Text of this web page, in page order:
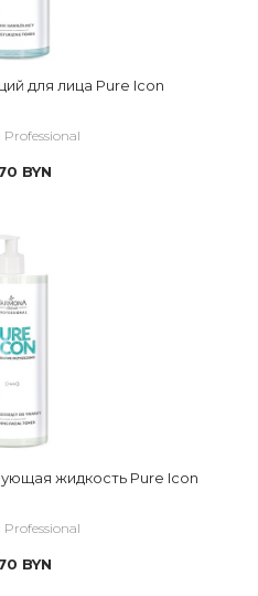
для лица Pure Icon
BYN
жидкость Pure Icon
BYN